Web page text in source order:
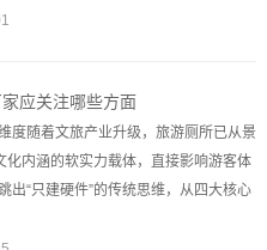
应关注哪些方面
度随着文旅产业升级，旅游厕所已从景
化内涵的软实力载体，直接影响游客体
出“只建硬件”的传统思维，从四大核心